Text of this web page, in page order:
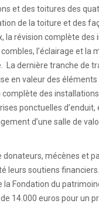
et des toitures des
de la toiture et des
la révision complète des
l’éclairage et la
La dernière tranche de
en valeur des éléments
complète des
ponctuelles d’enduit,
d’une salle de
donateurs, mécènes et
leurs soutiens
la Fondation du
14.000 euros pour un